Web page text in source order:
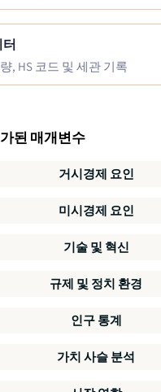
, HS 코드 및 세관 기록
된 매개변수
거시경제 요인
미시경제 요인
기술 및 혁신
규제 및 정치 환경
인구 통계
가치 사슬 분석